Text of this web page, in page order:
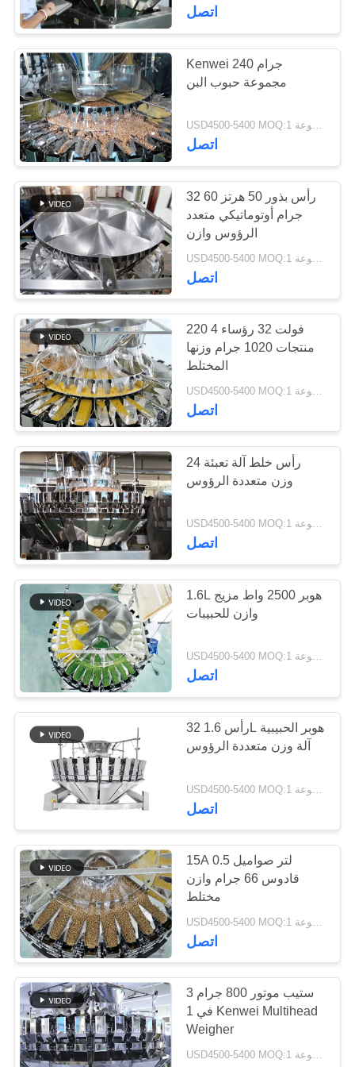
ضبط
الجودة
اتصل
بنا
طلب
اقتباس
10 رؤوس متعددة
الرؤوس وازن
14 رأس متعدد
الرؤوس وازن
مزيج وازن
آلة وزنها الخطي
35
تحقق من آلة وازن
16
آلات الكشف عن
المعادن
22
اتصل
Kenwei 240 جرام
مجموعة حبوب البن
USD4500-5400 MOQ:1 مجموعة
اتصل
32 رأس بذور 50 هرتز 60
جرام أوتوماتيكي متعدد
الرؤوس وازن
اتصل
220 فولت 32 رؤساء 4
منتجات 1020 جرام وزنها
المختلط
USD4500-5400 MOQ:1 مجموعة
اتصل
24 رأس خلط آلة تعبئة
وزن متعددة الرؤوس
USD4500-5400 MOQ:1 مجموعة
اتصل
1.6L هوبر 2500 واط مزيج
وازن للحبيبات
USD4500-5400 MOQ:1 مجموعة
اتصل
32 رأس 1.6L هوبر الحبيبية
آلة وزن متعددة الرؤوس
اتصل
15A 0.5 لتر صواميل
قادوس 66 جرام وازن
مختلط
USD4500-5400 MOQ:1 مجموعة
اتصل
ستيب موتور 800 جرام 3
في 1 Kenwei Multihead
Weigher
USD4500-5400 MOQ:1 مجموعة